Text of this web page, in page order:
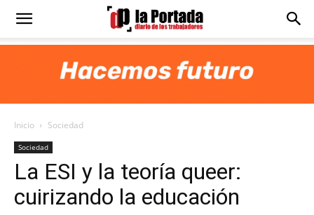
Diario
Portada
Inicio Sociedad
Sociedad
La ESI y la teoría queer:
cuirizando la educación